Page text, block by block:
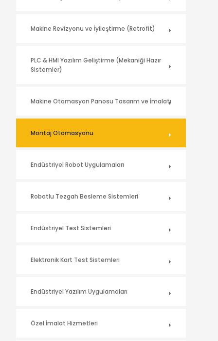
Makine Revizyonu ve İyileştirme (Retrofit)
PLC & HMI Yazılım Geliştirme (Mekaniği Hazır
Sistemler)
Makine Otomasyon Panosu Tasarım ve İmalatı
Montaj Otomasyonu
Endüstriyel Robot Uygulamaları
Robotlu Tezgah Besleme Sistemleri
Endüstriyel Test Sistemleri
Elektronik Kart Test Sistemleri
Endüstriyel Yazılım Uygulamaları
Özel İmalat Hizmetleri